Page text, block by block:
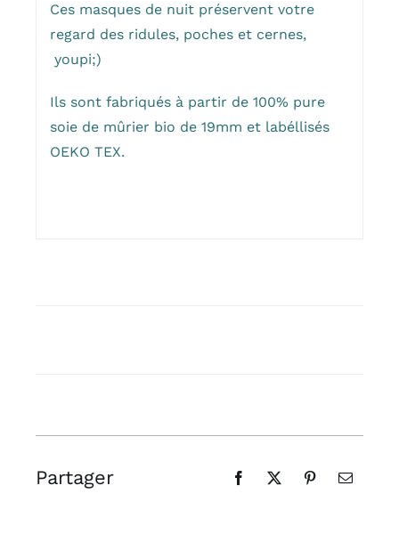
Partager
Ces masques de nuit préservent votre
regard des ridules, poches et cernes,
youpi;)
Ils sont fabriqués à partir de 100% pure
soie de mûrier bio de 19mm et labéllisés
OEKO TEX.